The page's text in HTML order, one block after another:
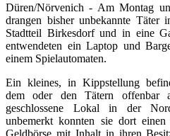
Düren/Nörvenich - Am Montag
drangen bisher unbekannte Täter
Stadtteil Birkesdorf und in eine
entwendeten ein Laptop und
einem Spielautomaten.
Ein kleines, in Kippstellung
dem oder den Tätern
geschlossene Lokal in der
unbemerkt konnten sie dort
Geldbörse mit Inhalt in ihren